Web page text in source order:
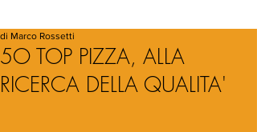
5O TOP PIZZA, ALLA
RICERCA DELLA QUALITA'
di Marco Rossetti